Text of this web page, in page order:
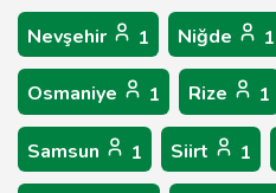
Nevşehir 1 Niğde 1
Osmaniye 1 Rize 1
Samsun 1 Siirt 1